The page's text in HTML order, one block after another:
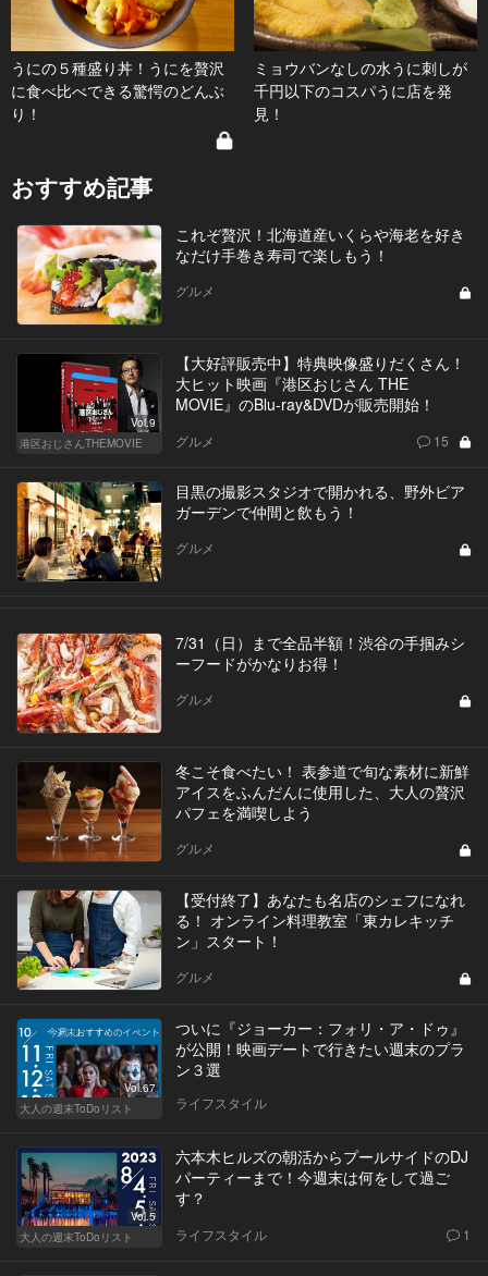
うにの５種盛り丼！うにを贅沢
に食べ比べできる驚愕のどんぶ
り！
ミョウバンなしの水うに刺しが
千円以下のコスパうに店を発
見！
おすすめ記事
これぞ贅沢！北海道産いくらや海老を好き
なだけ手巻き寿司で楽しもう！
グルメ
Vol.9
港区おじさんTHEMOVIE
【大好評販売中】特典映像盛りだくさん！
大ヒット映画『港区おじさん THE
MOVIE』のBlu-ray&DVDが販売開始！
グルメ 15
目黒の撮影スタジオで開かれる、野外ビア
ガーデンで仲間と飲もう！
グルメ
7/31（日）まで全品半額！渋谷の手掴みシ
ーフードがかなりお得！
グルメ
冬こそ食べたい！ 表参道で旬な素材に新鮮
アイスをふんだんに使用した、大人の贅沢
パフェを満喫しよう
グルメ
【受付終了】あなたも名店のシェフになれ
る！ オンライン料理教室「東カレキッチ
ン」スタート！
グルメ
Vol.67
大人の週末ToDoリスト
ついに『ジョーカー：フォリ・ア・ドゥ』
が公開！映画デートで行きたい週末のプラ
ン３選
ライフスタイル
Vol.5
大人の週末ToDoリスト
六本木ヒルズの朝活からプールサイドのDJ
パーティーまで！今週末は何をして過ご
す？
ライフスタイル 1